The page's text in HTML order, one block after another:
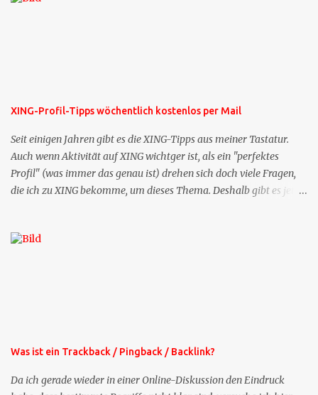
XING-Profil-Tipps wöchentlich kostenlos per Mail
Seit einigen Jahren gibt es die XING-Tipps aus meiner Tastatur.
Auch wenn Aktivität auf XING wichtger ist, als ein "perfektes
Profil" (was immer das genau ist) drehen sich doch viele Fragen,
die ich zu XING bekomme, um dieses Thema. Deshalb gibt es jetzt
bekommen Sie kostenlos eine weitere Folge. Die Startsequenz ist 16
Was ist ein Trackback / Pingback / Backlink?
Da ich gerade wieder in einer Online-Diskussion den Eindruck